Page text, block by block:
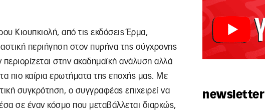
Κιουπκιολή, από τις εκδόσεις Έρμα,
περιήγηση στον πυρήνα της σύγχρονης
στην ακαδημαϊκή ανάλυση αλλά
πιο καίρια ερωτήματα της εποχής μας. Με
συγκρότηση, ο συγγραφέας επιχειρεί να
σε έναν κόσμο που μεταβάλλεται διαρκώς,
newsletter